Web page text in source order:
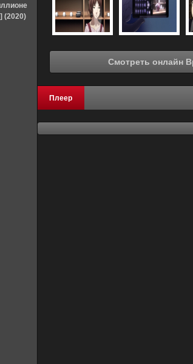
Плеер
(2020)